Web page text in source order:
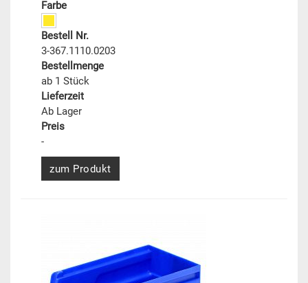
Farbe
Bestell Nr.
3-367.1110.0203
Bestellmenge
ab 1 Stück
Lieferzeit
Ab Lager
Preis
-
zum Produkt